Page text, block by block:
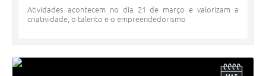
Atividades acontecem no dia 21 de março e valorizam a
criatividade, o talento e o empreendedorismo